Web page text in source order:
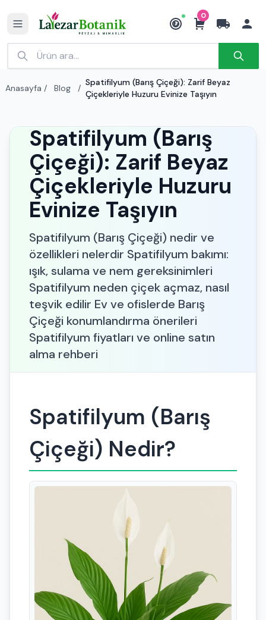
₺
0
Anasayfa / Blog /
Spatifilyum (Barış Çiçeği): Zarif Beyaz
Çiçekleriyle Huzuru Evinize Taşıyın
Spatifilyum (Barış
Çiçeği): Zarif Beyaz
Çiçekleriyle Huzuru
Evinize Taşıyın
Spatifilyum (Barış Çiçeği) nedir ve
özellikleri nelerdir Spatifilyum bakımı:
ışık, sulama ve nem gereksinimleri
Spatifilyum neden çiçek açmaz, nasıl
teşvik edilir Ev ve ofislerde Barış
Çiçeği konumlandırma önerileri
Spatifilyum fiyatları ve online satın
alma rehberi
Spatifilyum (Barış
Çiçeği) Nedir?